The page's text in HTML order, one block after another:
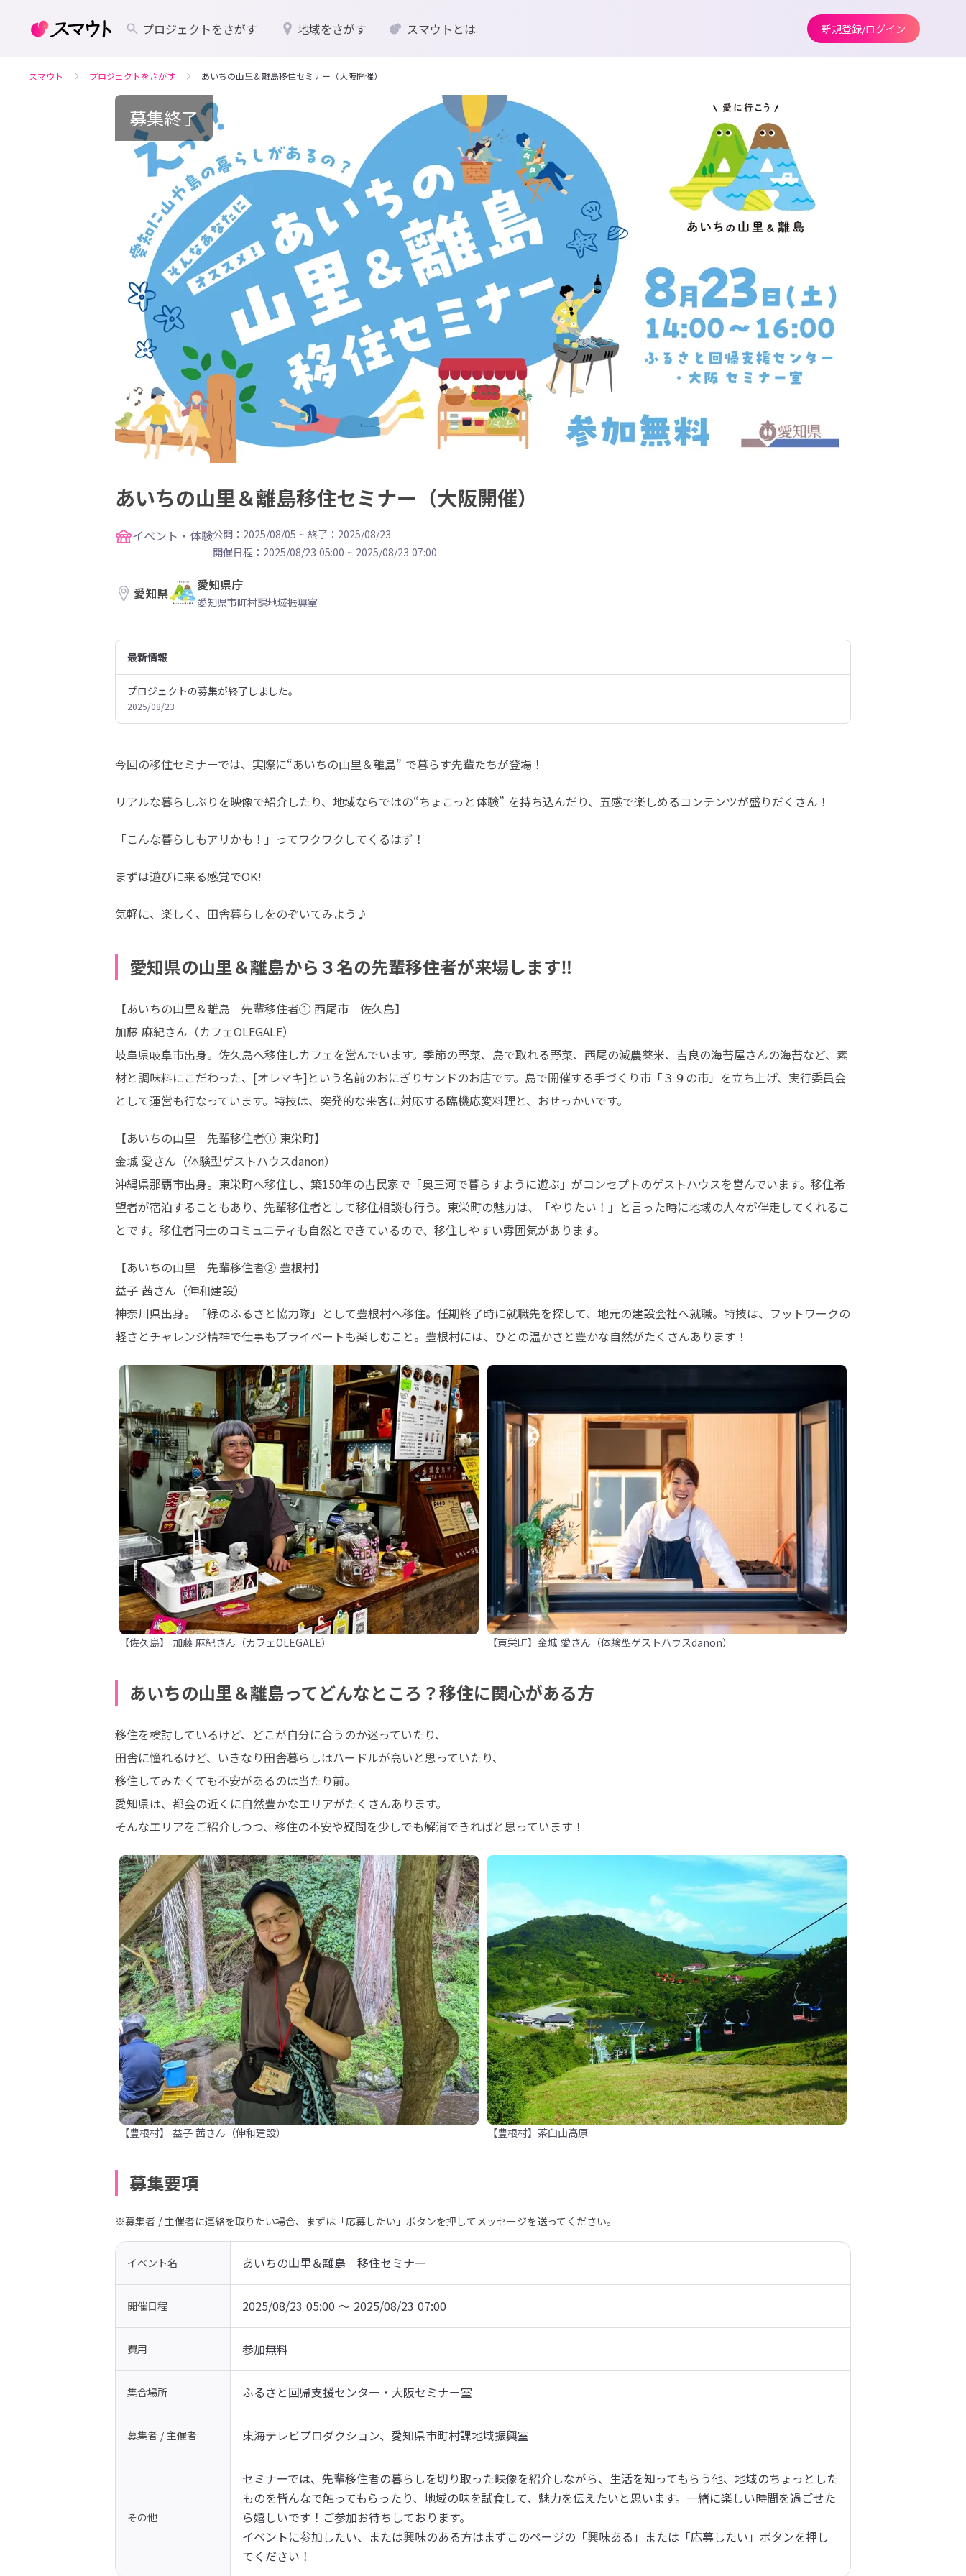
プロジェクトをさがす 地域をさがす スマウトとは 新規登録/ログイン
スマウト プロジェクトをさがす あいちの山里＆離島移住セミナー（大阪開催）
募集終了
あいちの山里＆離島移住セミナー（大阪開催）
イベント・体験公開：2025/08/05 ~ 終了：2025/08/23
開催日程： 2025/08/23 05:00 ~ 2025/08/23 07:00
愛知県 愛知県庁
愛知県市町村課地域振興室
最新情報
プロジェクトの募集が終了しました。
2025/08/23
今回の移住セミナーでは、実際に“あいちの山里＆離島” で暮らす先輩たちが登場！
リアルな暮らしぶりを映像で紹介したり、地域ならではの“ちょこっと体験” を持ち込んだり、五感で楽しめるコンテンツが盛りだくさん！
「こんな暮らしもアリかも！」ってワクワクしてくるはず！
まずは遊びに来る感覚でOK!
気軽に、楽しく、田舎暮らしをのぞいてみよう♪
愛知県の山里＆離島から３名の先輩移住者が来場します‼
【あいちの山里＆離島　先輩移住者① 西尾市　佐久島】
加藤 麻紀さん（カフェOLEGALE）
岐阜県岐阜市出身。佐久島へ移住しカフェを営んでいます。季節の野菜、島で取れる野菜、西尾の減農薬米、吉良の海苔屋さんの海苔など、素
材と調味料にこだわった、[オレマキ]という名前のおにぎりサンドのお店です。島で開催する手づくり市「３９の市」を立ち上げ、実行委員会
として運営も行なっています。特技は、突発的な来客に対応する臨機応変料理と、おせっかいです。
【あいちの山里　先輩移住者➀ 東栄町】
金城 愛さん（体験型ゲストハウスdanon）
沖縄県那覇市出身。東栄町へ移住し、築150年の古民家で「奥三河で暮らすように遊ぶ」がコンセプトのゲストハウスを営んでいます。移住希
望者が宿泊することもあり、先輩移住者として移住相談も行う。東栄町の魅力は、「やりたい！」と言った時に地域の人々が伴走してくれるこ
とです。移住者同士のコミュニティも自然とできているので、移住しやすい雰囲気があります。
【あいちの山里　先輩移住者② 豊根村】
益子 茜さん（伸和建設）
神奈川県出身。「緑のふるさと協力隊」として豊根村へ移住。任期終了時に就職先を探して、地元の建設会社へ就職。特技は、フットワークの
軽さとチャレンジ精神で仕事もプライベートも楽しむこと。豊根村には、ひとの温かさと豊かな自然がたくさんあります！
【佐久島】 加藤 麻紀さん（カフェOLEGALE） 【東栄町】金城 愛さん（体験型ゲストハウスdanon）
あいちの山里＆離島ってどんなところ？移住に関心がある方
移住を検討しているけど、どこが自分に合うのか迷っていたり、
田舎に憧れるけど、いきなり田舎暮らしはハードルが高いと思っていたり、
移住してみたくても不安があるのは当たり前。
愛知県は、都会の近くに自然豊かなエリアがたくさんあります。
そんなエリアをご紹介しつつ、移住の不安や疑問を少しでも解消できればと思っています！
【豊根村】 益子 茜さん（伸和建設） 【豊根村】茶臼山高原
募集要項
※募集者 / 主催者に連絡を取りたい場合、まずは「応募したい」ボタンを押してメッセージを送ってください。
イベント名 あいちの山里＆離島　移住セミナー
開催日程 2025/08/23 05:00 〜 2025/08/23 07:00
費用 参加無料
集合場所 ふるさと回帰支援センター・大阪セミナー室
募集者 / 主催者 東海テレビプロダクション、愛知県市町村課地域振興室
その他
セミナーでは、先輩移住者の暮らしを切り取った映像を紹介しながら、生活を知ってもらう他、地域のちょっとした
ものを皆んなで触ってもらったり、地域の味を試食して、魅力を伝えたいと思います。一緒に楽しい時間を過ごせた
ら嬉しいです！ご参加お待ちしております。
イベントに参加したい、または興味のある方はまずこのページの「興味ある」または「応募したい」ボタンを押し
てください！